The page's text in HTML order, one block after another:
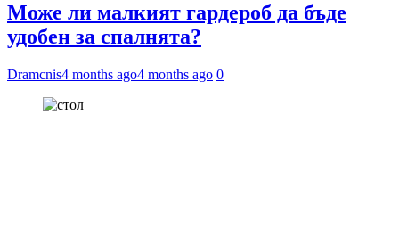
Може ли малкият гардероб да бъде
удобен за спалнята?
Dramcnis4 months ago4 months ago 0